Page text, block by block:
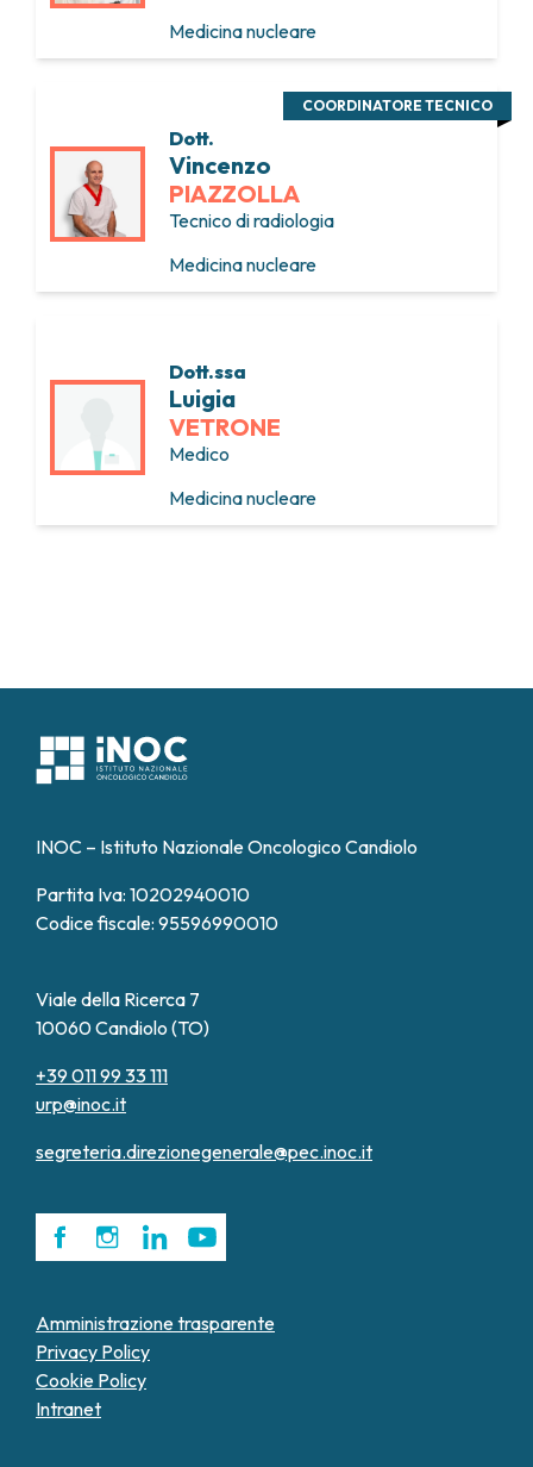
Medicina nucleare
Dott.
Vincenzo
PIAZZOLLA
Tecnico di radiologia
Medicina nucleare
COORDINATORE TECNICO
Dott.ssa
Luigia
VETRONE
Medico
Medicina nucleare
INOC – Istituto Nazionale Oncologico Candiolo
Partita Iva: 10202940010
Codice fiscale: 95596990010
Viale della Ricerca 7
10060 Candiolo (TO)
+39 011 99 33 111
urp@inoc.it
segreteria.direzionegenerale@pec.inoc.it
Amministrazione trasparente
Privacy Policy
Cookie Policy
Intranet